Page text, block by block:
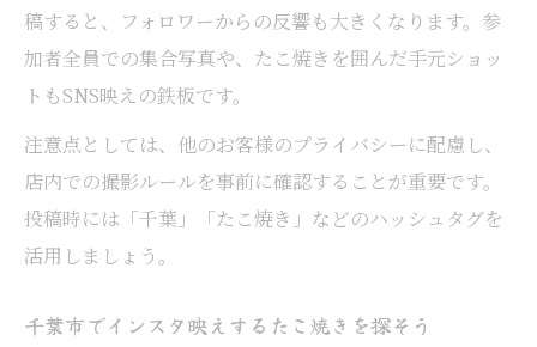
稿すると、フォロワーからの反響も大きくなります。参
加者全員での集合写真や、たこ焼きを囲んだ手元ショッ
トもSNS映えの鉄板です。
注意点としては、他のお客様のプライバシーに配慮し、
店内での撮影ルールを事前に確認することが重要です。
投稿時には「千葉」「たこ焼き」などのハッシュタグを
活用しましょう。
千葉市でインスタ映えするたこ焼きを探そう